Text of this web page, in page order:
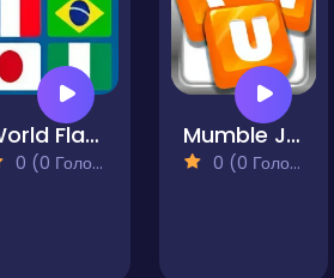
World Flag Quiz
0 (0 Голосів)
Mumble Jumble
0 (0 Голосів)